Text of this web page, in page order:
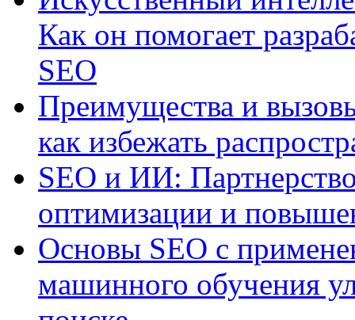
Как он помогает
SEO
Преимущества и
как избежать
SEO и ИИ:
оптимизации и
Основы SEO с
машинного обучения